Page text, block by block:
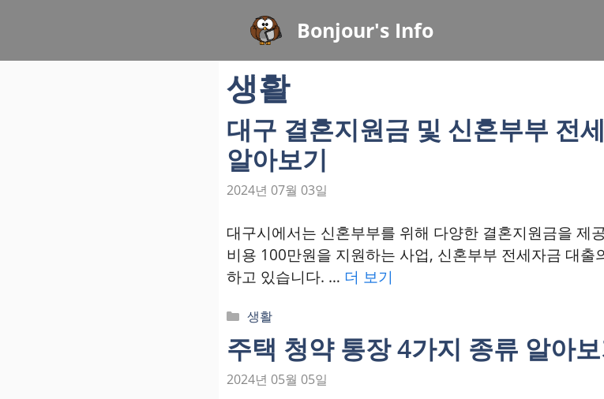
Bonjour's Info
생활
대구 결혼지원금 및 신혼부부 전
알아보기
2024년 07월 03일
대구시에서는 신혼부부를 위해 다양한 결혼지원금을 제
비용 100만원을 지원하는 사업, 신혼부부 전세자금 대출
하고 있습니다. … 더 보기
카
테
고
리
생활
주택 청약 통장 4가지 종류 알아
2024년 05월 05일